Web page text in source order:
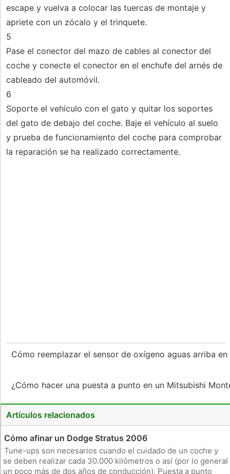
escape y vuelva a colocar las tuercas de montaje y
apriete con un zócalo y el trinquete.
5
Pase el conector del mazo de cables al conector del
coche y conecte el conector en el enchufe del arnés de
cableado del automóvil.
6
Soporte el vehículo con el gato y quitar los soportes
del gato de debajo del coche. Baje el vehículo al suelo
y prueba de funcionamiento del coche para comprobar
la reparación se ha realizado correctamente.
Cómo reemplazar el sensor de oxígeno aguas arriba
¿Cómo hacer una puesta a punto en un Mitsubishi
Artículos relacionados
Cómo afinar un Dodge Stratus 2006
Tune-ups son necesarios cuando el cuidado de un coche y
se deben realizar cada 30.000 kilómetros o así (por lo general
un poco más de dos años de conducción). Puesta a punto